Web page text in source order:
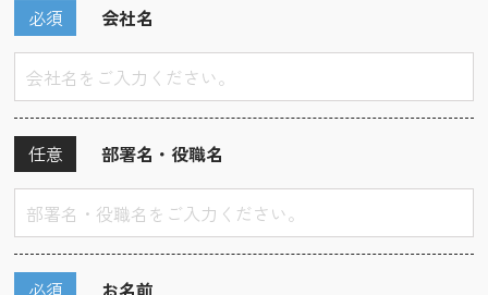
会社名
必須
部署名・役職名
任意
お名前
必須